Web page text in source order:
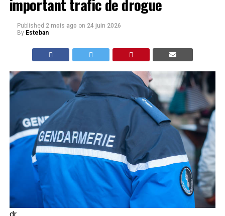
important trafic de drogue
Published 2 mois ago on 24 juin 2026
By Esteban